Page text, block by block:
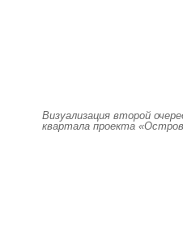
Визуализация второй
квартала проекта